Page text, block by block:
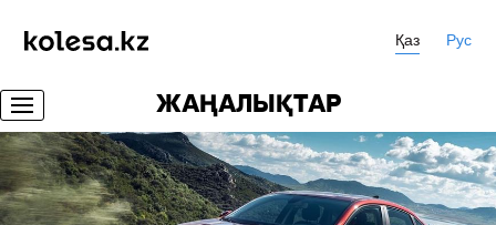
Қаз Рус
ЖАҢАЛЫҚТАР